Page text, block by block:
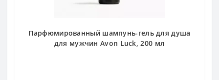
Парфюмированный шампунь-гель для душа
для мужчин Avon Luck, 200 мл